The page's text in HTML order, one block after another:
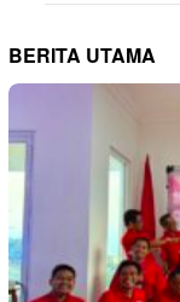
BERITA UTAMA